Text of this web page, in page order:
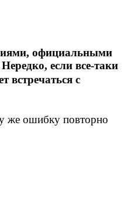
официальными
если все-таки
встречаться с
же ошибку повторно